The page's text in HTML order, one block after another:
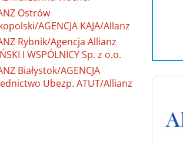
Ostrów
AGENCJA KAJA/Allanz
Rybnik/Agencja Allianz
I WSPÓLNICY Sp. z o.o.
Białystok/AGENCJA
Ubezp. ATUT/Allianz